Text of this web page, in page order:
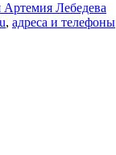
Артемия Лебедева
, адреса и телефоны